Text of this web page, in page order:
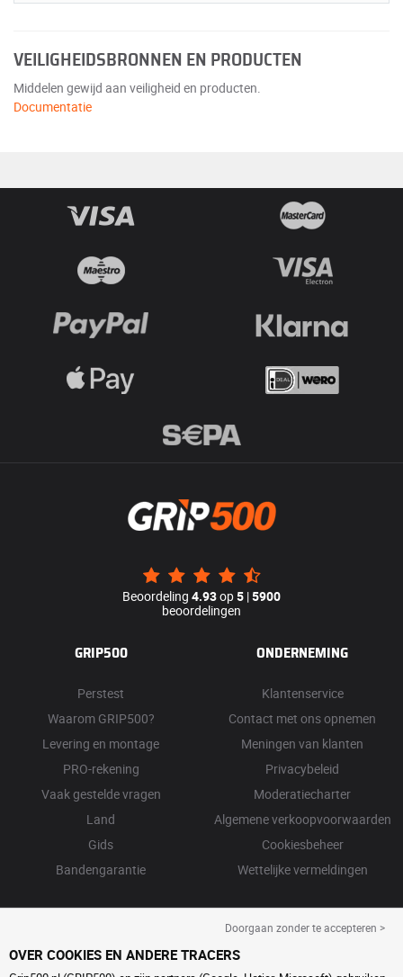
VEILIGHEIDSBRONNEN EN PRODUCTEN
Middelen gewijd aan veiligheid en producten.
Documentatie
Beoordeling 4.93op5 |5900
beoordelingen
GRIP500
Perstest
Waarom GRIP500?
Levering en montage
PRO-rekening
Vaak gestelde vragen
Land
Gids
Bandengarantie
ONDERNEMING
Klantenservice
Contact met ons opnemen
Meningen van klanten
Privacybeleid
Moderatiecharter
Algemene verkoopvoorwaarden
Cookiesbeheer
Wettelijke vermeldingen
Doorgaan zonder te accepteren >
OVER COOKIES EN ANDERE TRACERS